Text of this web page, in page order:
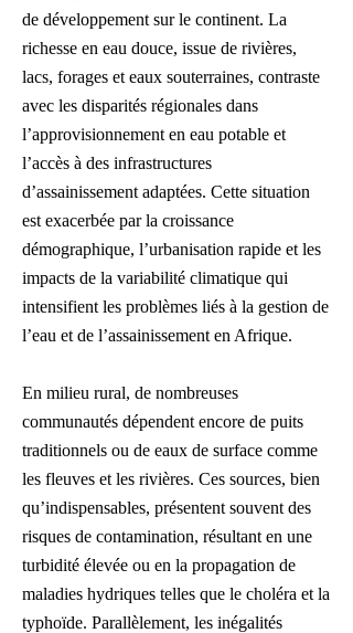
de développement sur le continent. La
richesse en eau douce, issue de rivières,
lacs, forages et eaux souterraines, contraste
avec les disparités régionales dans
l’approvisionnement en eau potable et
l’accès à des infrastructures
d’assainissement adaptées. Cette situation
est exacerbée par la croissance
démographique, l’urbanisation rapide et les
impacts de la variabilité climatique qui
intensifient les problèmes liés à la gestion de
l’eau et de l’assainissement en Afrique.
En milieu rural, de nombreuses
communautés dépendent encore de puits
traditionnels ou de eaux de surface comme
les fleuves et les rivières. Ces sources, bien
qu’indispensables, présentent souvent des
risques de contamination, résultant en une
turbidité élevée ou en la propagation de
maladies hydriques telles que le choléra et la
typhoïde. Parallèlement, les inégalités